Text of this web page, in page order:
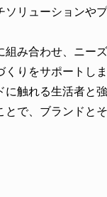
リューションや
み合わせ、ニー
りをサポートしま
触れる生活者と
で、ブランドと